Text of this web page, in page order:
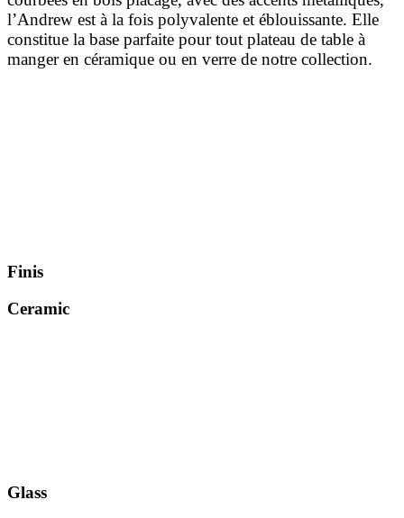
l’Andrew est à la fois polyvalente et éblouissante. Elle
constitue la base parfaite pour tout plateau de table à
manger en céramique ou en verre de notre collection.
Finis
Ceramic
Glass